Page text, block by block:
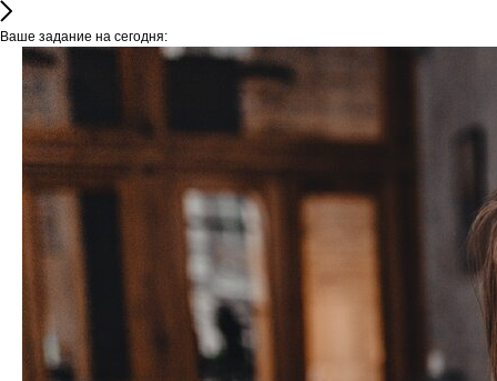
Ваше задание на сегодня: